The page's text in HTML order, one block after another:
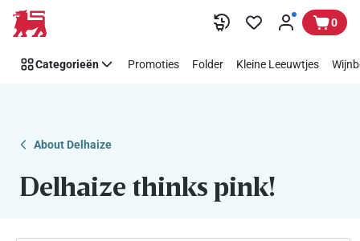
Overslaan
Makkelijk
Think
steunen
0
Categorieën Promoties Folder Kleine Leeuwtjes
About Delhaize
Delhaize thinks pink!